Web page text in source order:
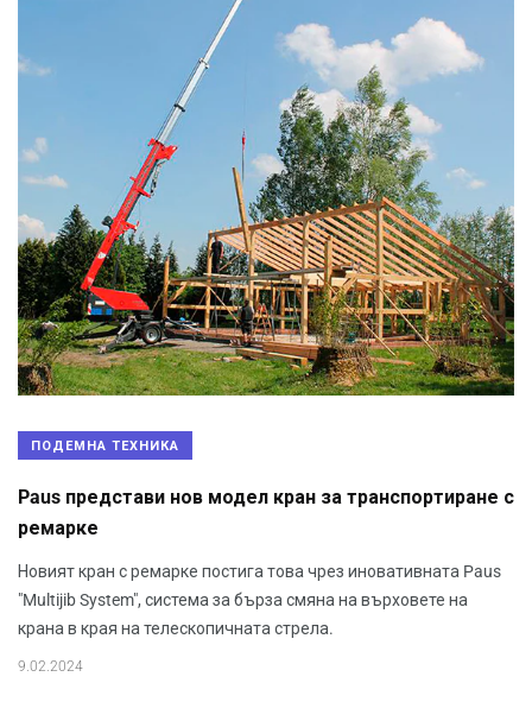
ПОДЕМНА ТЕХНИКА
Paus представи нов модел кран за транспортиране с
ремарке
Новият кран с ремарке постига това чрез иновативната Paus
"Multijib System", система за бърза смяна на върховете на
крана в края на телескопичната стрела.
9.02.2024